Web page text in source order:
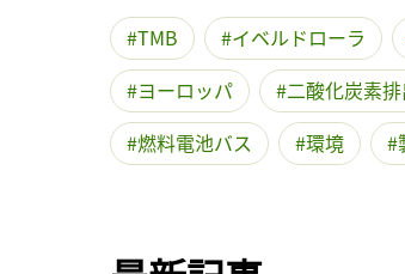
TMB イベルドローラ
ヨーロッパ
二酸化炭素
燃料電池バス
環境